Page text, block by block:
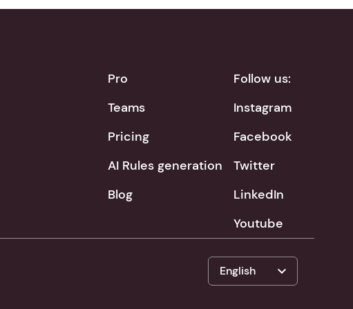
Pro
Teams
Pricing
AI Rules generation
Blog
Follow us:
Instagram
Facebook
Twitter
LinkedIn
Youtube
English expand_more